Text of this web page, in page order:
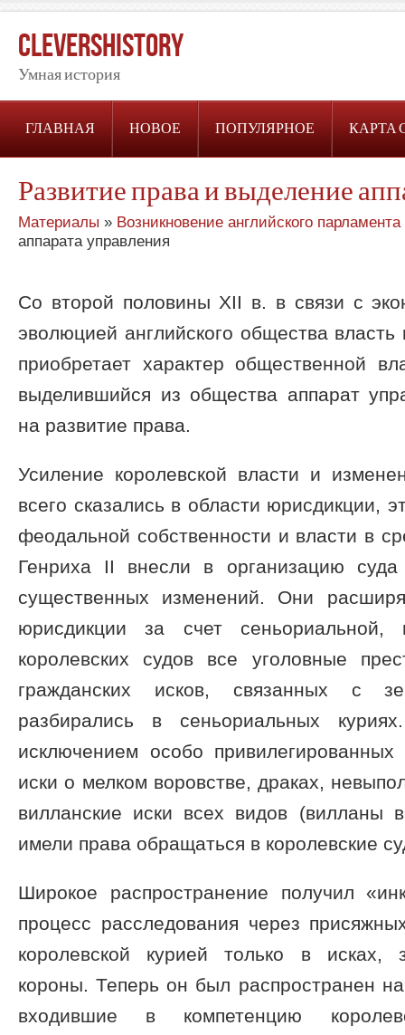
CleversHistory
Умная история
ГЛАВНАЯ НОВОЕ ПОПУЛЯРНОЕ КАРТА
Развитие права и выделение
Материалы » Возникновение английского парламента
аппарата управления
Со второй половины XII в. в связи с
эволюцией английского общества
приобретает характер общественной
выделившийся из общества аппарат
на развитие права.
Усиление королевской власти и
всего сказались в области юрисдикции,
феодальной собственности и власти в
Генриха II внесли в организацию суда
существенных изменений. Они
юрисдикции за счет сеньориальной,
королевских судов все уголовные
гражданских исков, связанных с
разбирались в сеньориальных
исключением особо привилегированных
иски о мелком воровстве, драках,
вилланские иски всех видов (вилланы
имели права обращаться в королевские
Широкое распространение получил
процесс расследования через
королевской курией только в исках,
короны. Теперь он был распространен
входившие в компетенцию